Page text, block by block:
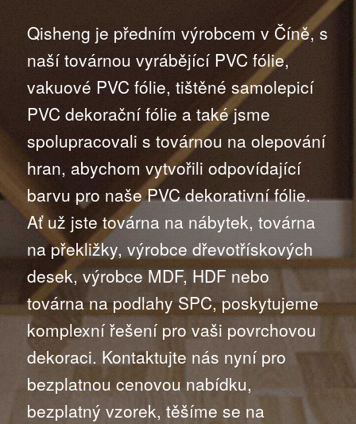
Qisheng je předním výrobcem v Číně, s
naší továrnou vyrábějící PVC fólie,
vakuové PVC fólie, tištěné samolepicí
PVC dekorační fólie a také jsme
spolupracovali s továrnou na olepování
hran, abychom vytvořili odpovídající
barvu pro naše PVC dekorativní fólie.
Ať už jste továrna na nábytek, továrna
na překližky, výrobce dřevotřískových
desek, výrobce MDF, HDF nebo
továrna na podlahy SPC, poskytujeme
komplexní řešení pro vaši povrchovou
dekoraci. Kontaktujte nás nyní pro
bezplatnou cenovou nabídku,
bezplatný vzorek, těšíme se na